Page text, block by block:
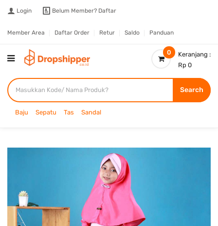
Login Belum Member? Daftar
Member Area Daftar Order Retur Saldo Panduan
0
Keranjang :
Rp 0
Search
Baju Sepatu Tas Sandal